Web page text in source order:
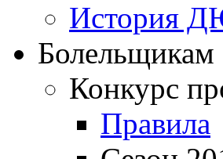
История
Болельщикам
Конкурс
Правила